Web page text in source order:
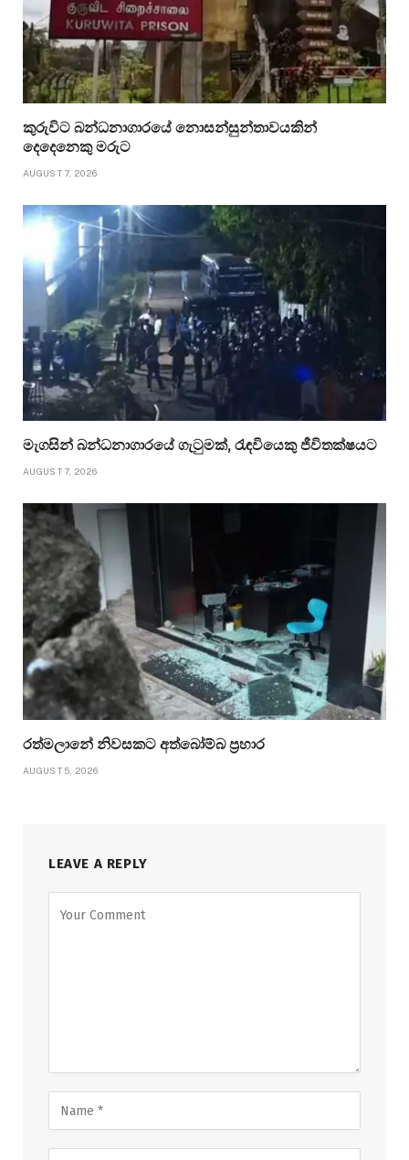
කුරුවිට බන්ධනාගාරයේ නොසන්සුන්තාවයකින්
දෙදෙනෙකු මරුට
AUGUST 7, 2026
මැගසින් බන්ධනාගාරයේ ගැටුමක්, රැඳවියෙකු ජීවිතක්ෂයට
AUGUST 7, 2026
රත්මලානේ නිවසකට අත්බෝම්බ ප්‍රහාර
AUGUST 5, 2026
LEAVE A REPLY